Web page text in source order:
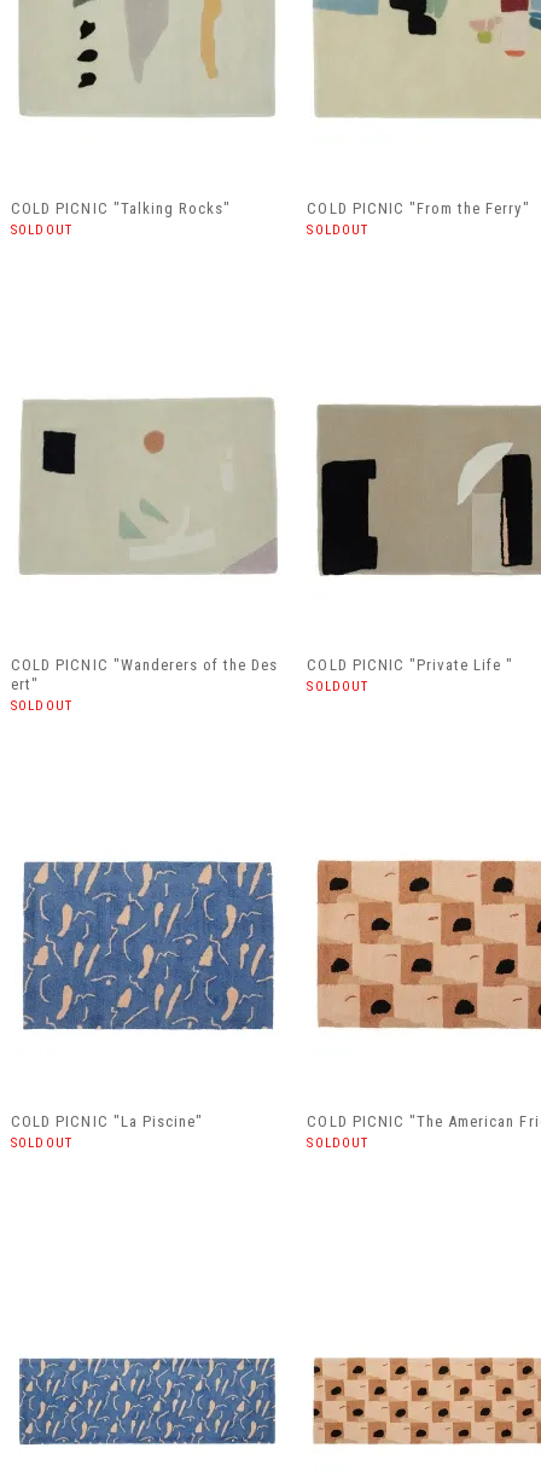
COLD PICNIC "Talking Rocks"
SOLDOUT
COLD PICNIC "From the Ferry"
SOLDOUT
COLD PICNIC "Wanderers of the Des
ert"
SOLDOUT
COLD PICNIC "Private Life "
SOLDOUT
COLD PICNIC "La Piscine"
SOLDOUT
COLD PICNIC "The American
SOLDOUT